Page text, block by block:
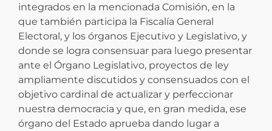
integrados en la mencionada Comisión, en la
que también participa la Fiscalía General
Electoral, y los órganos Ejecutivo y Legislativo, y
donde se logra consensuar para luego presentar
ante el Órgano Legislativo, proyectos de ley
ampliamente discutidos y consensuados con el
objetivo cardinal de actualizar y perfeccionar
nuestra democracia y que, en gran medida, ese
órgano del Estado aprueba dando lugar a